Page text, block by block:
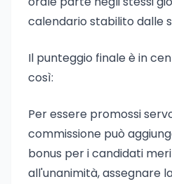
calendario stabilito dalle
Il punteggio finale è in
così:
Per essere promossi
commissione può
bonus per i candidati
all'unanimità, assegnare